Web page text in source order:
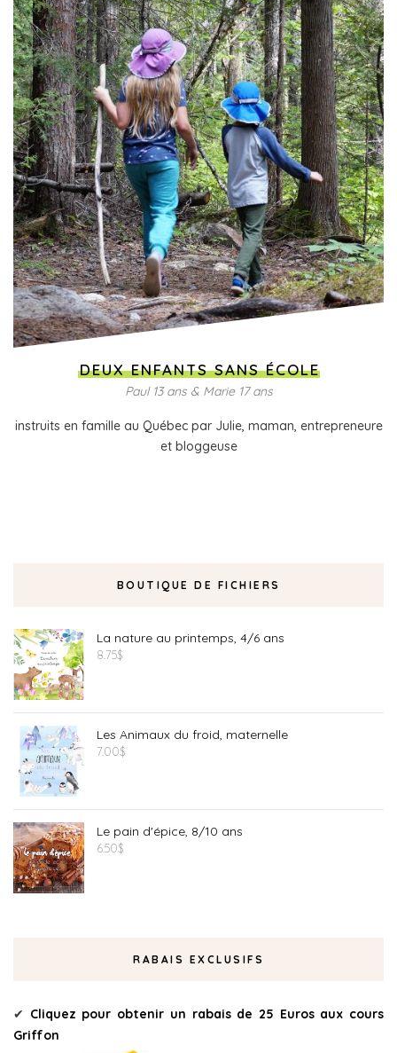
DEUX ENFANTS SANS ÉCOLE
Paul 13 ans & Marie 17 ans
instruits en famille au Québec par Julie, maman, entrepreneure
et bloggeuse
BOUTIQUE DE FICHIERS
La nature au printemps, 4/6 ans
8.75$
Les Animaux du froid, maternelle
7.00$
Le pain d'épice, 8/10 ans
6.50$
RABAIS EXCLUSIFS
✔ Cliquez pour obtenir un rabais de 25 Euros aux cours
Griffon